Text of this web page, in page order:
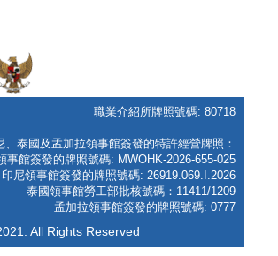
職業介紹所牌照號碼: 80718
泰國及孟加拉領事館簽發的特許經營牌照：
事館簽發的牌照號碼: MWOHK-2026-655-025
印尼領事館簽發的牌照號碼: 26919.069.I.2026
泰國領事館勞工部批核號碼：11411/1209
孟加拉領事館簽發的牌照號碼: 0777
All Rights Reserved